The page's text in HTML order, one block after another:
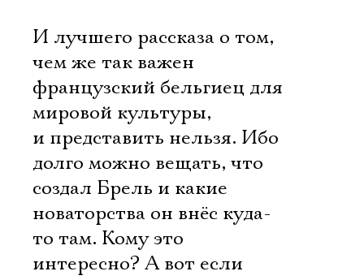
И лучшего рассказа о том,
чем же так важен
французский бельгиец для
мировой культуры,
и представить нельзя. Ибо
долго можно вещать, что
создал Брель и какие
новаторства он внёс куда-
то там. Кому это
интересно? А вот если
Электропочта